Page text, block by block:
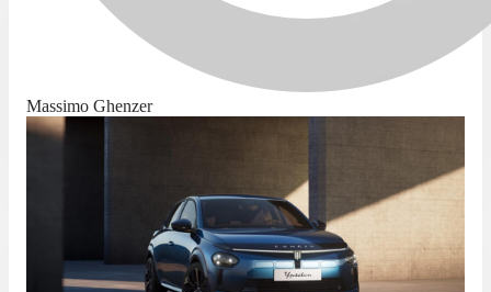
Massimo Ghenzer